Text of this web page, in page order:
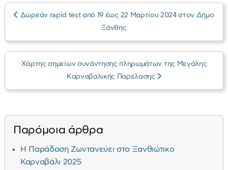
Δωρεάν rapid test από 19 έως 22 Μαρτίου 2024 στον Δήμο
Ξάνθης
Xάρτης σημείων συνάντησης πληρωμάτων της Μεγάλης
Καρναβαλικής Παρέλασης
Παρόμοια άρθρα
Η Παράδοση Ζωντανεύει στο Ξανθιώτικο
Καρναβάλι 2025